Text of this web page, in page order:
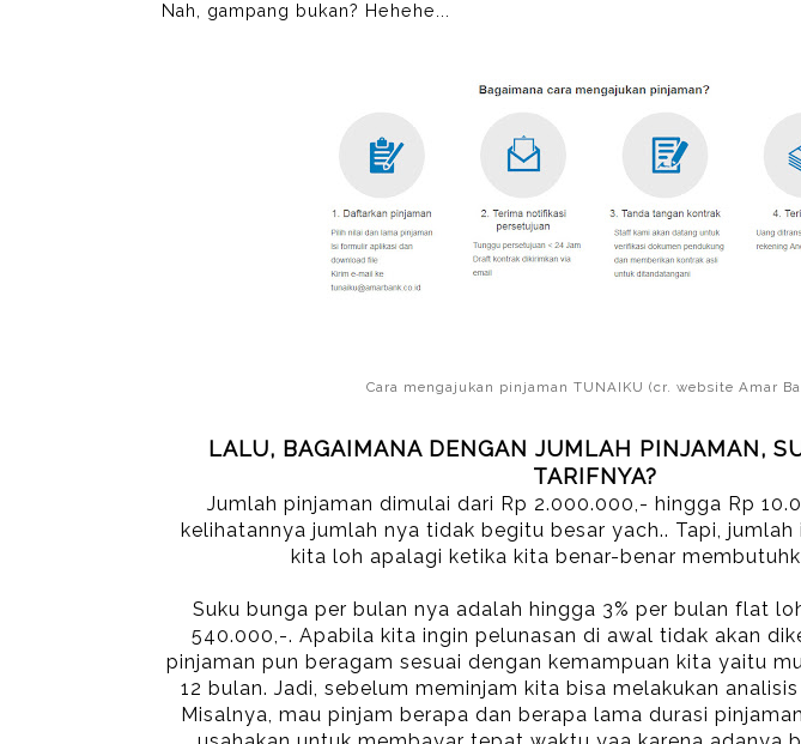
Nah, gampang bukan? Hehehe...
Cara mengajukan pinjaman TUNAIKU (cr. website Amar
LALU, BAGAIMANA DENGAN JUMLAH PINJAMAN,
TARIFNYA?
Jumlah pinjaman dimulai dari Rp 2.000.000,- hingga Rp
kelihatannya jumlah nya tidak begitu besar yach.. Tapi,
kita loh apalagi ketika kita benar-benar
Suku bunga per bulan nya adalah hingga 3% per bulan flat
540.000,-. Apabila kita ingin pelunasan di awal tidak akan
pinjaman pun beragam sesuai dengan kemampuan kita yaitu
12 bulan. Jadi, sebelum meminjam kita bisa melakukan
Misalnya, mau pinjam berapa dan berapa lama durasi